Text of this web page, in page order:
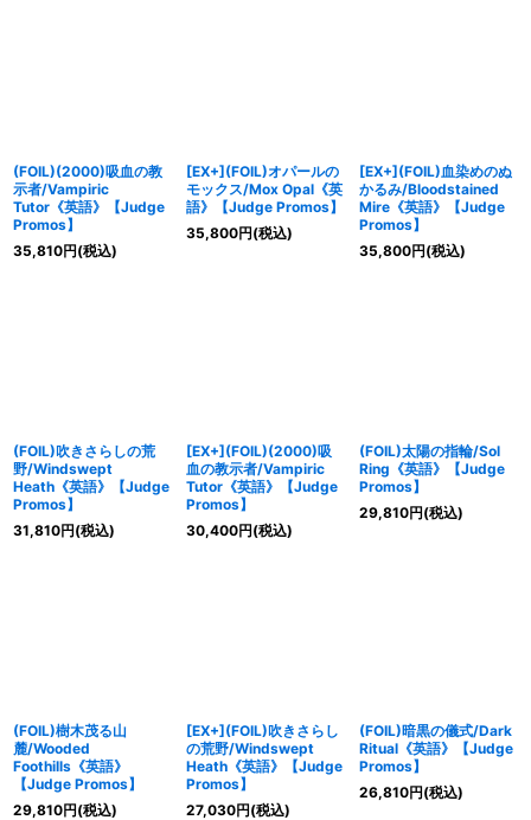
(FOIL)(2000)吸血の教
示者/Vampiric
Tutor《英語》【Judge
Promos】
35,810円(税込)
[EX+](FOIL)オパールの
モックス/Mox Opal《英
語》【Judge Promos】
35,800円(税込)
[EX+](FOIL)血染めのぬ
かるみ/Bloodstained
Mire《英語》【Judge
Promos】
35,800円(税込)
(FOIL)吹きさらしの荒
野/Windswept
Heath《英語》【Judge
Promos】
31,810円(税込)
[EX+](FOIL)(2000)吸
血の教示者/Vampiric
Tutor《英語》【Judge
Promos】
30,400円(税込)
(FOIL)太陽の指輪/Sol
Ring《英語》【Judge
Promos】
29,810円(税込)
(FOIL)樹木茂る山
麓/Wooded
Foothills《英語》
【Judge Promos】
29,810円(税込)
[EX+](FOIL)吹きさらし
の荒野/Windswept
Heath《英語》【Judge
Promos】
27,030円(税込)
(FOIL)暗黒の儀式/Dark
Ritual《英語》【Judge
Promos】
26,810円(税込)